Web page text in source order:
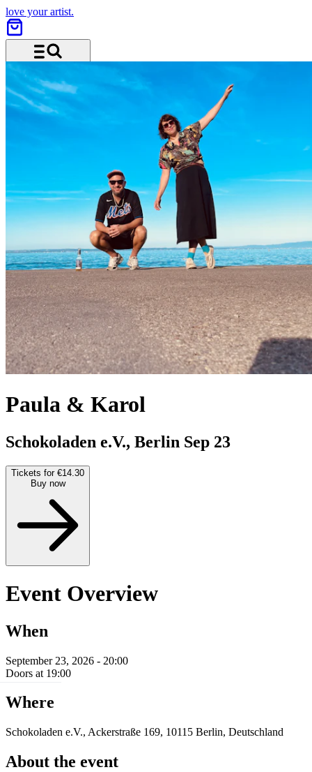
love your artist.
Paula & Karol
Schokoladen e.V., Berlin Sep 23
Tickets for €14.30
Buy now
Event Overview
When
September 23, 2026 - 20:00
Doors at 19:00
Where
Schokoladen e.V., Ackerstraße 169, 10115 Berlin, Deutschland
About the event